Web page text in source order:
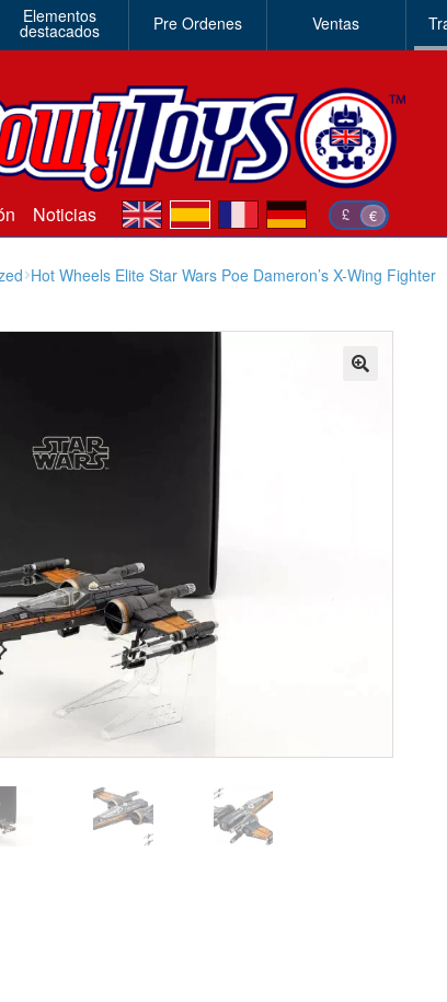
Elementos
destacados Pre Ordenes Ventas
Noticias £ €
en es de
Hot Wheels Elite Star Wars Poe Dameron’s X-Wing Fighter